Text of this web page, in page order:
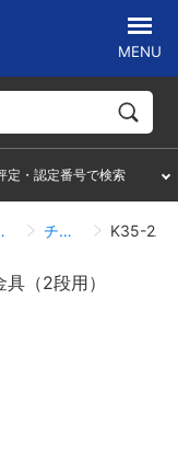
MENU
定・認定番号で検索
覧 チャンネル水平支持用ケーブル支持金具（2段用） K35-2A
（2段用）